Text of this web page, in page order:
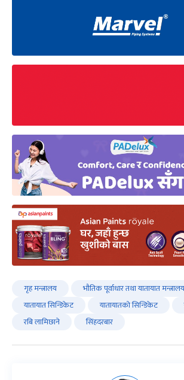
गृह मन्त्रालय
भौतिक पूर्वाधार तथा यातायात मन्त्रालय
यातायात सिन्डिकेट
यातायातको सिन्डिकेट
रबि लामिछाने
सिंहदरबार